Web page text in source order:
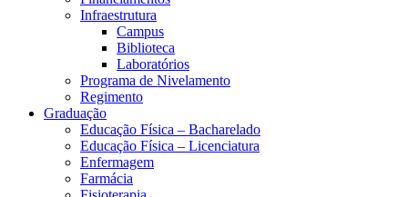
Infraestrutura
Campus
Biblioteca
Laboratórios
Programa de Nivelamento
Regimento
Graduação
Educação Física – Bacharelado
Educação Física – Licenciatura
Enfermagem
Farmácia